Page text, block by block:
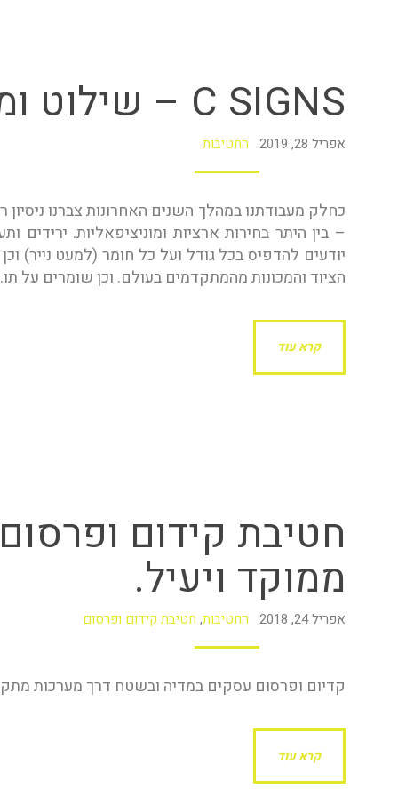
C SIGNS – שילוט ומיתוג עסקים וחוצות
אפריל 28, 2019 החטיבות
כחלק מעבודתנו במהלך השנים האחרונות צברנו
– בין היתר בחירות ארציות ומוניציפאליות. ירידים
יודעים להדפיס בכל גודל ועל כל חומר (למעט נייר)
הציוד והמכונות מהמתקדמים בעולם. וכן שומרים על
קרא עוד
חטיבת קידום
ממוקד ויעיל.
אפריל 24, 2018 החטיבות, חטיבת קידום ופרסום
קדיום ופרסום עסקים במדיה ובשטח דרך מערכות
קרא עוד